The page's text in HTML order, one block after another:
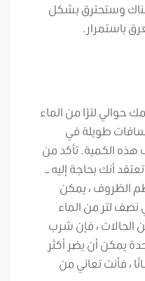
وستحترق بشكل
باستمرار.
حوالي لترًا من الماء
طويلة في
الكمية. تأكد من
أنك بحاجة إليه –
الظروف ، يمكن
لتر من الماء
الحالات ، فإن شرب
يمكن أن يضر أكثر
، فأنت تعاني من